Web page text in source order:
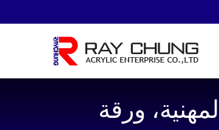
ورقة